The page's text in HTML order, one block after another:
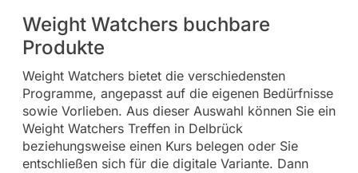
Weight Watchers buchbare
Produkte
Weight Watchers bietet die verschiedensten
Programme, angepasst auf die eigenen Bedürfnisse
sowie Vorlieben. Aus dieser Auswahl können Sie ein
Weight Watchers Treffen in Delbrück
beziehungsweise einen Kurs belegen oder Sie
entschließen sich für die digitale Variante. Dann